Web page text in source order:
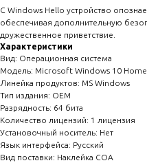
С Windows Hello устройство
обеспечивая дополнительную
дружественное приветствие.
Характеристики
Вид: Операционная система
Модель: Microsoft Windows 10 Home
Линейка продуктов: MS Windows
Тип издания: OEM
Разрядность: 64 бита
Количество лицензий: 1 лицензия
Установочный носитель: Нет
Язык интерфейса: Русский
Вид поставки: Наклейка COA